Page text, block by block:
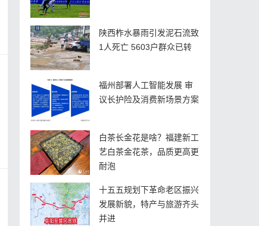
陕西柞水暴雨引发泥石流致
1人死亡 5603户群众已转
福州部署人工智能发展 审
议长护险及消费新场景方案
白茶长金花是啥？福建新工
艺白茶金花茶，品质更高更
耐泡
十五五规划下革命老区振兴
发展新貌，特产与旅游齐头
并进